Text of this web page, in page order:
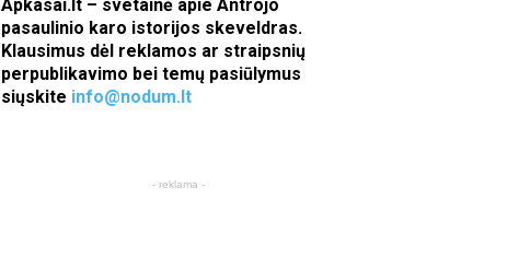
Apkasai.lt – svetainė apie Antrojo
pasaulinio karo istorijos skeveldras.
Klausimus dėl reklamos ar straipsnių
perpublikavimo bei temų pasiūlymus
siųskite info@nodum.lt
- reklama -